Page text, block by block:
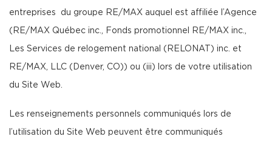
entreprises du groupe RE/MAX auquel est affiliée l’Agence
(RE/MAX Québec inc., Fonds promotionnel RE/MAX inc.,
Les Services de relogement national (RELONAT) inc. et
RE/MAX, LLC (Denver, CO)) ou (iii) lors de votre utilisation
du Site Web.
Les renseignements personnels communiqués lors de
l’utilisation du Site Web peuvent être communiqués